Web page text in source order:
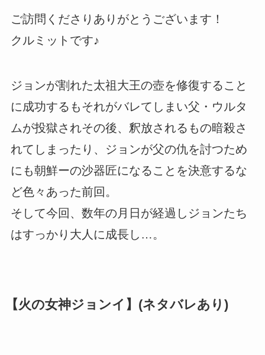
ご訪問くださりありがとうございます！
クルミットです♪
ジョンが割れた太祖大王の壺を修復すること
に成功するもそれがバレてしまい父・ウルタ
ムが投獄されその後、釈放されるもの暗殺さ
れてしまったり、ジョンが父の仇を討つため
にも朝鮮ーの沙器匠になることを決意するな
ど色々あった前回。
そして今回、数年の月日が経過しジョンたち
はすっかり大人に成長し…。
【火の女神ジョンイ】(ネタバレあり)